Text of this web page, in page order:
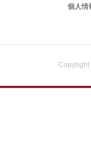
個人情
Copyright